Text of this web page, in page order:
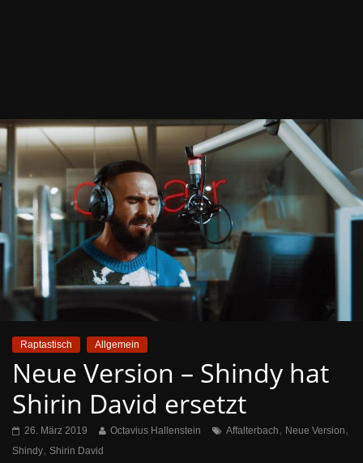
Raptastisch Allgemein
Neue Version – Shindy hat
Shirin David ersetzt
26. März 2019 Octavius Hallenstein Affalterbach, Neue Version,
Shindy, Shirin David